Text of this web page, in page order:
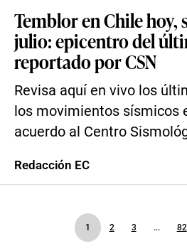
Temblor en Chile hoy,
julio: epicentro del
reportado por CSN
Revisa aquí en vivo los
los movimientos sísmicos
acuerdo al Centro
Redacción EC
1 2 3 ... 82